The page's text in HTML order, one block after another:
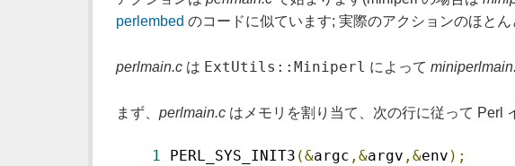
perlembed のコードに似ています; 実際のアクションのほとん
perlmain.cは ExtUtils::Miniperl によって
まず、 perlmain.cはメモリを割り当て、次の行に従って Perl
1 PERL_SYS_INIT3 (&argc ,&argv ,&env );